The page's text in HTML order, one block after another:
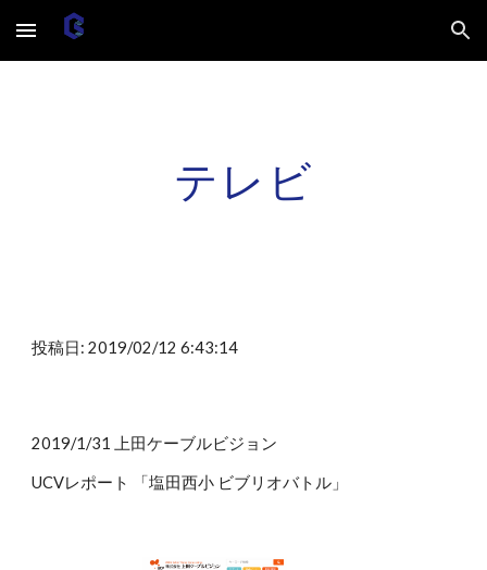
Skip to main content Skip to navigation
テレビ
投稿日: 2019/02/12 6:43:14
2019/1/31 上田ケーブルビジョン
UCVレポート 「塩田西小 ビブリオバトル」